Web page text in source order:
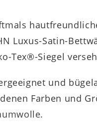
Luxus-Satin-
Tex®-Siegel
und
Farben und